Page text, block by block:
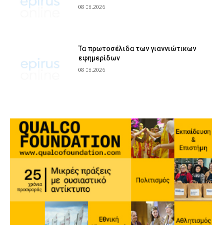
08.08.2026
Τα πρωτοσέλιδα των γιαννιώτικων
εφημερίδων
08.08.2026